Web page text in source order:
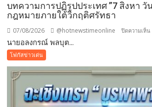
บทความการปฏิรูปประเทศ ”7 สิงหา
กฎหมายภายใต้วิกฤติศรัทธา
07/08/2026 @hotnewstimeonline ปิดความเห็น
นายอลงกรณ์ พลบุต...
โฟกัสข่าวเด่น